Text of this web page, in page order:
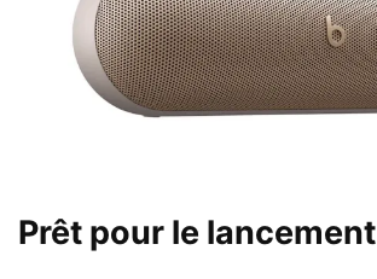
Prêt pour le lancement